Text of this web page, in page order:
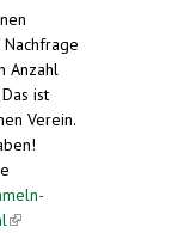
Anzahl
ist
Verein.
(link is